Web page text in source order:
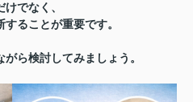
でなく、
ることが重要です。
ら検討してみましょう。